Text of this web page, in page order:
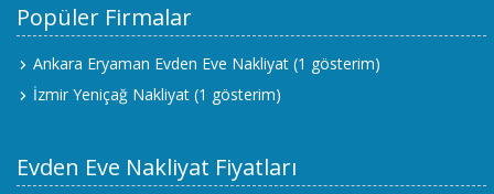
Popüler Firmalar
Ankara Eryaman Evden Eve Nakliyat (1 gösterim)
İzmir Yeniçağ Nakliyat (1 gösterim)
Evden Eve Nakliyat Fiyatları